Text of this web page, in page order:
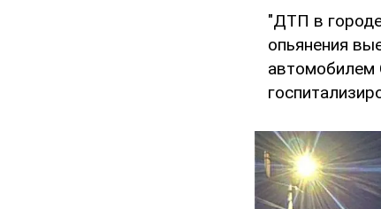
"ДТП в
опьянения
автомобилем